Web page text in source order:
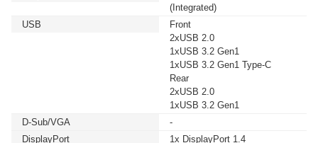
(Integrated)
USB
Front
2xUSB 2.0
1xUSB 3.2 Gen1
1xUSB 3.2 Gen1 Type-C
Rear
2xUSB 2.0
1xUSB 3.2 Gen1
D-Sub/VGA
-
DisplayPort
1x DisplayPort 1.4